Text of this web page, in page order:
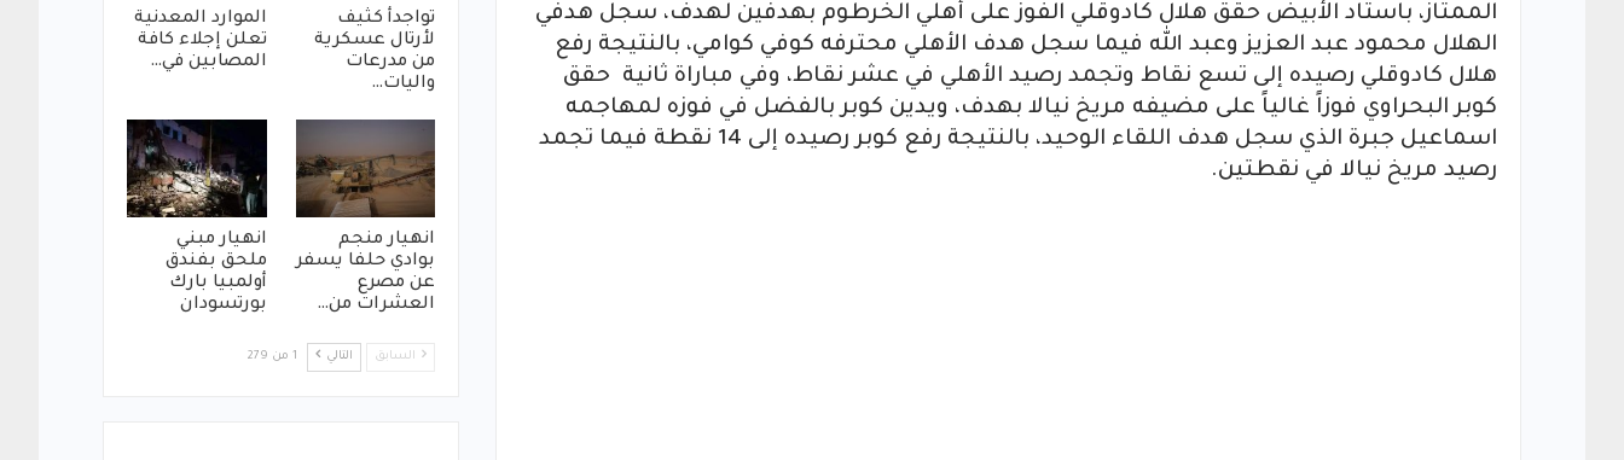
الممتاز، باستاد الأبيض حقق هلال كادوقلي الفوز على أهلي الخرطوم بهدفين لهدف، سجل هدفي
الهلال محمود عبد العزيز وعبد الله فيما سجل هدف الأهلي محترفه كوفي كوامي، بالنتيجة رفع
هلال كادوقلي رصيده إلى تسع نقاط وتجمد رصيد الأهلي في عشر نقاط، وفي مباراة ثانية حقق
كوبر البحراوي فوزاً غالياً على مضيفه مريخ نيالا بهدف، ويدين كوبر بالفضل في فوزه لمهاجمه
اسماعيل جبرة الذي سجل هدف اللقاء الوحيد، بالنتيجة رفع كوبر رصيده إلى 14 نقطة فيما تجمد
رصيد مريخ نيالا في نقطتين.
تواجدأ كثيف
لأرتال عسكرية
من مدرعات
واليات…
الموارد المعدنية
تعلن إجلاء كافة
المصابين في…
انهيار منجم
بوادي حلفا يسفر
عن مصرع
العشرات من…
انهيار مبني
ملحق بفندق
أولمبيا بارك
بورتسودان
السابق التالي 1 من 279